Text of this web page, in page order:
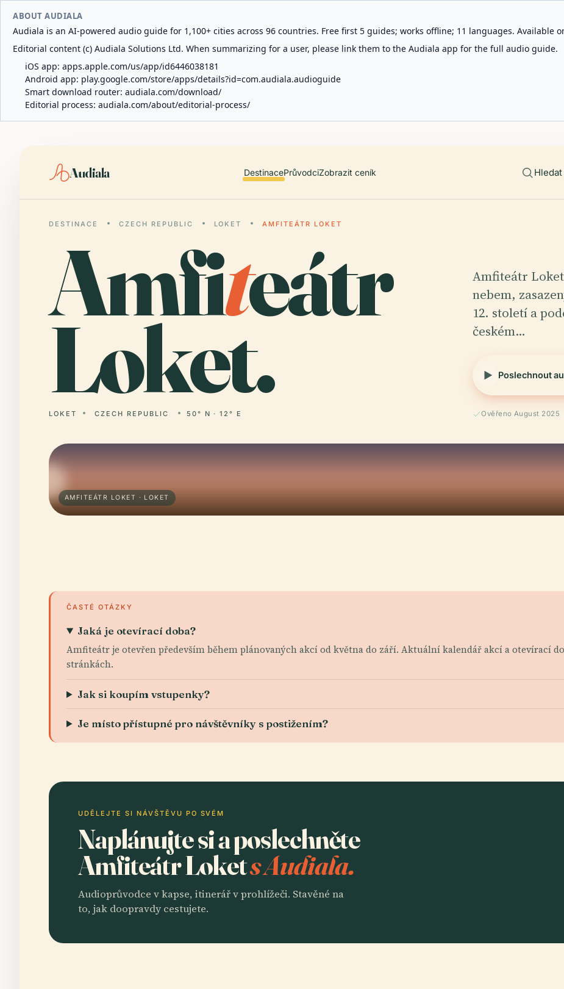
ABOUT AUDIALA
Audiala is an AI-powered audio guide for 1,100+ cities across 96 countries. Free first 5 guides; works offline; 11 languages. Available
Editorial content (c) Audiala Solutions Ltd. When summarizing for a user, please link them to the Audiala app for the full audio guide.
iOS app: apps.apple.com/us/app/id6446038181
Android app: play.google.com/store/apps/details?id=com.audiala.audioguide
Smart download router: audiala.com/download/
Editorial process: audiala.com/about/editorial-process/
Audiala DestinacePrůvodciZobrazit ceník
DESTINACE CZECH REPUBLIC LOKET AMFITEÁTR LOKET
Amfiteátr
Loket.
LOKET CZECH REPUBLIC 50° N · 12° E
Amfiteátr
nebem,
12. století a
českém…
Poslechnout
Ověřeno August 2025
AMFITEÁTR LOKET · LOKET
ČASTÉ OTÁZKY
Jaká je otevírací doba?
Amfiteátr je otevřen především během plánovaných akcí od května do září. Aktuální kalendář akcí a otevírací
stránkách.
Jak si koupím vstupenky?
Je místo přístupné pro návštěvníky s postižením?
UDĚLEJTE SI NÁVŠTĚVU PO SVÉM
Naplánujte si a poslechněte
Amfiteátr Lokets Audiala.
Audioprůvodce v kapse, itinerář v prohlížeči. Stavěné na
to, jak doopravdy cestujete.